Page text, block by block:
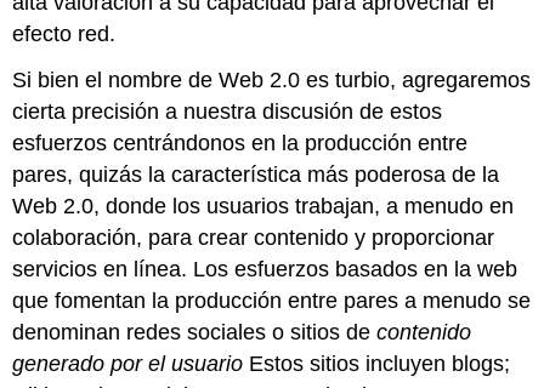
efecto red.
Si bien el nombre de Web 2.0 es turbio, agregaremos
cierta precisión a nuestra discusión de estos
esfuerzos centrándonos en la producción entre
pares, quizás la característica más poderosa de la
Web 2.0, donde los usuarios trabajan, a menudo en
colaboración, para crear contenido y proporcionar
servicios en línea. Los esfuerzos basados en la web
que fomentan la producción entre pares a menudo se
denominan redes sociales o sitios decontenido
generado por el usuario Estos sitios incluyen blogs;